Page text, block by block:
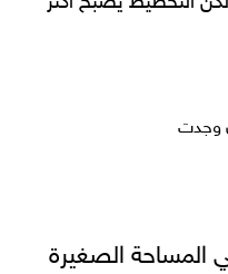
وجدت
المساحة الصغيرة